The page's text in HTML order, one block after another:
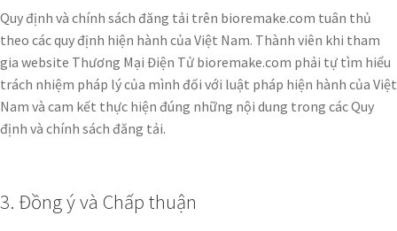
Quy định và chính sách đăng tải trên bioremake.com tuân thủ
theo các quy định hiện hành của Việt Nam. Thành viên khi tham
gia website Thương Mại Điện Tử bioremake.com phải tự tìm hiểu
trách nhiệm pháp lý của mình đối với luật pháp hiện hành của Việt
Nam và cam kết thực hiện đúng những nội dung trong các Quy
định và chính sách đăng tải.
3. Đồng ý và Chấp thuận